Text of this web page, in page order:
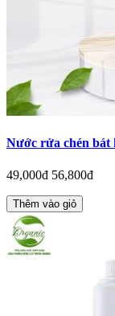
Nước rửa chén bát
49,000đ 56,800đ
Thêm vào giỏ